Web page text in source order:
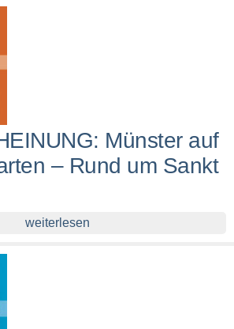
Münster auf
– Rund um Sankt
weiterlesen